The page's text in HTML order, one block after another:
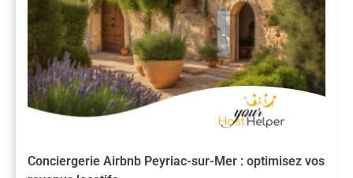
Conciergerie Airbnb Peyriac-sur-Mer : optimisez vos